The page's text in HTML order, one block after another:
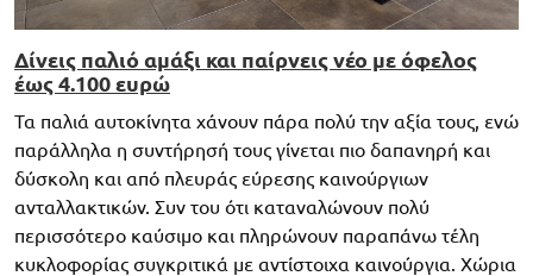
Δίνεις παλιό αμάξι και παίρνεις νέο με όφελος
έως 4.100 ευρώ
Τα παλιά αυτοκίνητα χάνουν πάρα πολύ την αξία τους, ενώ
παράλληλα η συντήρησή τους γίνεται πιο δαπανηρή και
δύσκολη και από πλευράς εύρεσης καινούργιων
ανταλλακτικών. Συν του ότι καταναλώνουν πολύ
περισσότερο καύσιμο και πληρώνουν παραπάνω τέλη
κυκλοφορίας συγκριτικά με αντίστοιχα καινούργια. Χώρια